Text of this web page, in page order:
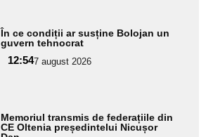
În ce condiții ar susține Bolojan un
guvern tehnocrat
12:547 august 2026
Memoriul transmis de federațiile din
CE Oltenia președintelui Nicușor